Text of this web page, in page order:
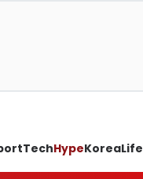
TechHypeKoreaLife